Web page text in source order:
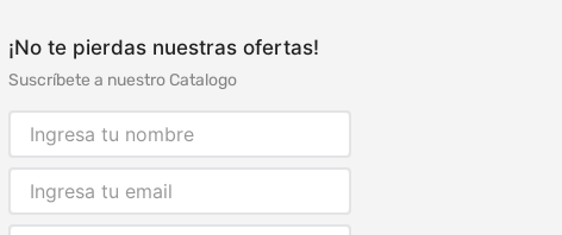
¡No te pierdas nuestras ofertas!
Suscríbete a nuestro Catalogo